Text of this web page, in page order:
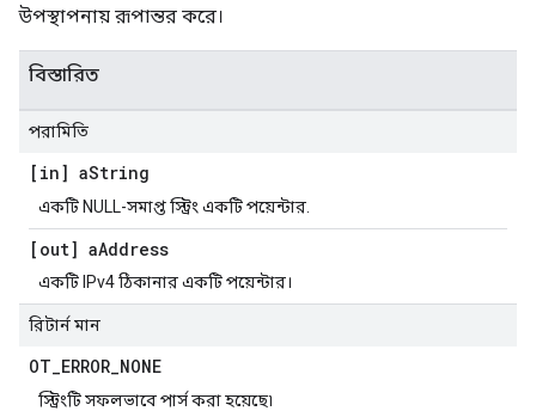
উপস্থাপনায় রূপান্তর করে।
বিস্তারিত
পরামিতি
[in] aString
একটি NULL-সমাপ্ত স্ট্রিং একটি পয়েন্টার.
[out] aAddress
একটি IPv4 ঠিকানার একটি পয়েন্টার।
রিটার্ন মান
OT_ERROR_NONE
স্ট্রিংটি সফলভাবে পার্স করা হয়েছে৷